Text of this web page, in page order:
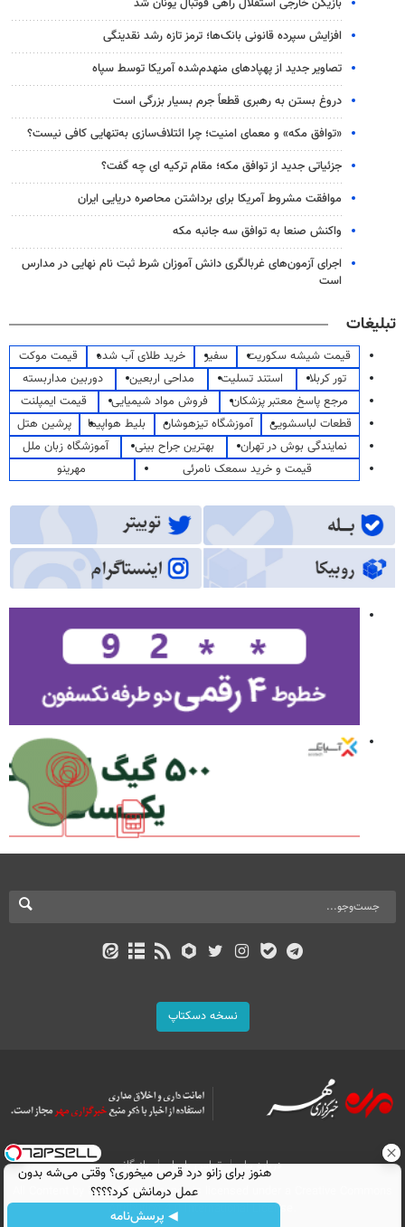
بازیکن خارجی استقلال راهی فوتبال یونان شد
افزایش سپرده قانونی بانک‌ها؛ ترمز تازه رشد نقدینگی
تصاویر جدید از پهپادهای منهدم‌شده آمریکا توسط سپاه
دروغ بستن به رهبری قطعاً جرم بسیار بزرگی است
«توافق مکه» و معمای امنیت؛ چرا ائتلاف‌سازی به‌تنهایی کافی نیست؟
جزئیاتی جدید از توافق مکه؛ مقام ترکیه ای چه گفت؟
موافقت مشروط آمریکا برای برداشتن محاصره دریایی ایران
واکنش صنعا به توافق سه جانبه مکه
اجرای آزمون‌های غربالگری دانش آموزان شرط ثبت نام نهایی در مدارس
است
تبلیغات
قیمت شیشه سکوریت سفیر خرید طلای آب شده
قیمت موکت
تور کربلا
استند تسلیت مداحی اربعین
دوربین مداربسته
مرجع پاسخ معتبر پزشکان
فروش مواد شیمیایی
قیمت ایمپلنت
قطعات لباسشویی
آموزشگاه تیزهوشان بلیط هواپیما
پرشین هتل
نمایندگی بوش در تهران
بهترین جراح بینی
آموزشگاه زبان ملل
قیمت و خرید سمعک نامرئی
مهرینو
نسخه دسکتاپ
درباره ما تماس با ما
بازرگانی
All Content by Mehr News Agency is licensed under a Creative Commons
Attribution 4.0 International License.
هنوز برای زانو درد قرص میخوری؟ وقتی می‌شه بدون
عمل درمانش کرد؟؟؟؟
◀ پرسش‌نامه